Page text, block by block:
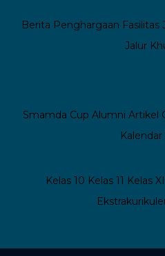
Berita Penghargaan Fasilitas
Jalur
Smamda Cup Alumni Artikel
Kelas 10 Kelas 11 Kelas